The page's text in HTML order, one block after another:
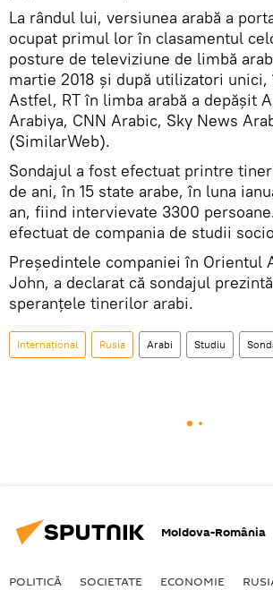
La rândul lui, versiunea arabă a
ocupat primul lor în clasamentul
posture de televiziune de limbă
martie 2018 și după utilizatori unici,
Astfel, RT în limba arabă a depășit
Arabiya, CNN Arabic, Sky News
(SimilarWeb).
Sondajul a fost efectuat printre
de ani, în 15 state arabe, în luna
an, fiind intervievate 3300
efectuat de compania de studii
Președintele companiei în Orientul
John, a declarat că sondajul
speranțele tinerilor arabi.
Internaţional Rusia Arabi Studiu
Moldova-România
POLITICĂ SOCIETATE ECONOMIE